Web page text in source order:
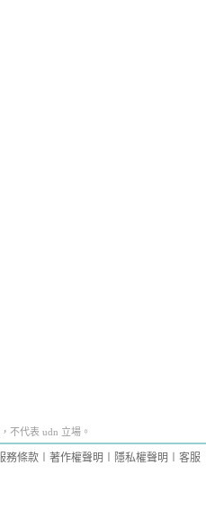
不代表 udn 立場。
務條款 著作權聲明 隱私權聲明 客服